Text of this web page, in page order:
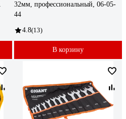
32мм, профессиональный, 06-05-
44
4.8(13)
В корзину